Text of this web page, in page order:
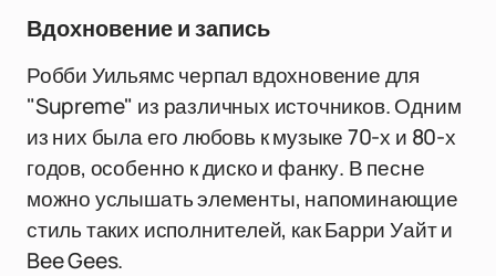
Вдохновение и запись
Робби Уильямс черпал вдохновение для
"Supreme" из различных источников. Одним
из них была его любовь к музыке 70-х и 80-х
годов, особенно к диско и фанку. В песне
можно услышать элементы, напоминающие
стиль таких исполнителей, как Барри Уайт и
Bee Gees.